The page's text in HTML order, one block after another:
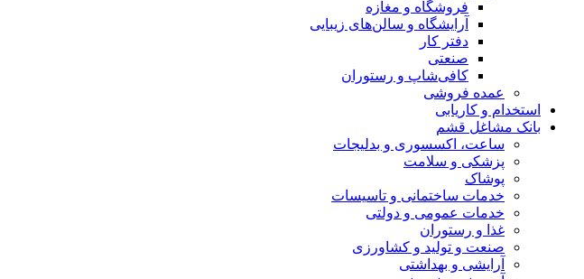
فروشگاه و مغازه
آرایشگاه و سالن‌های زیبایی
دفتر کار
صنعتی
کافی‌شاپ و رستوران
عمده فروشی
استخدام و کاریابی
بانک مشاغل قشم
ساعت، اکسسوری و بدلیجات
پزشکی و سلامت
پوشاک
خدمات ساختمانی و تاسیسات
خدمات عمومی و دولتی
غذا و رستوران
صنعت و تولید و کشاورزی
آرایشی و بهداشتی